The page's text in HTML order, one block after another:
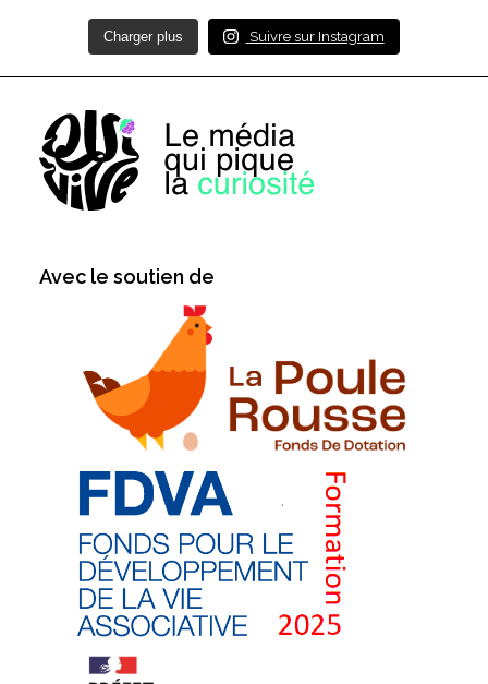
Charger plus Suivre sur Instagram
Avec le soutien de